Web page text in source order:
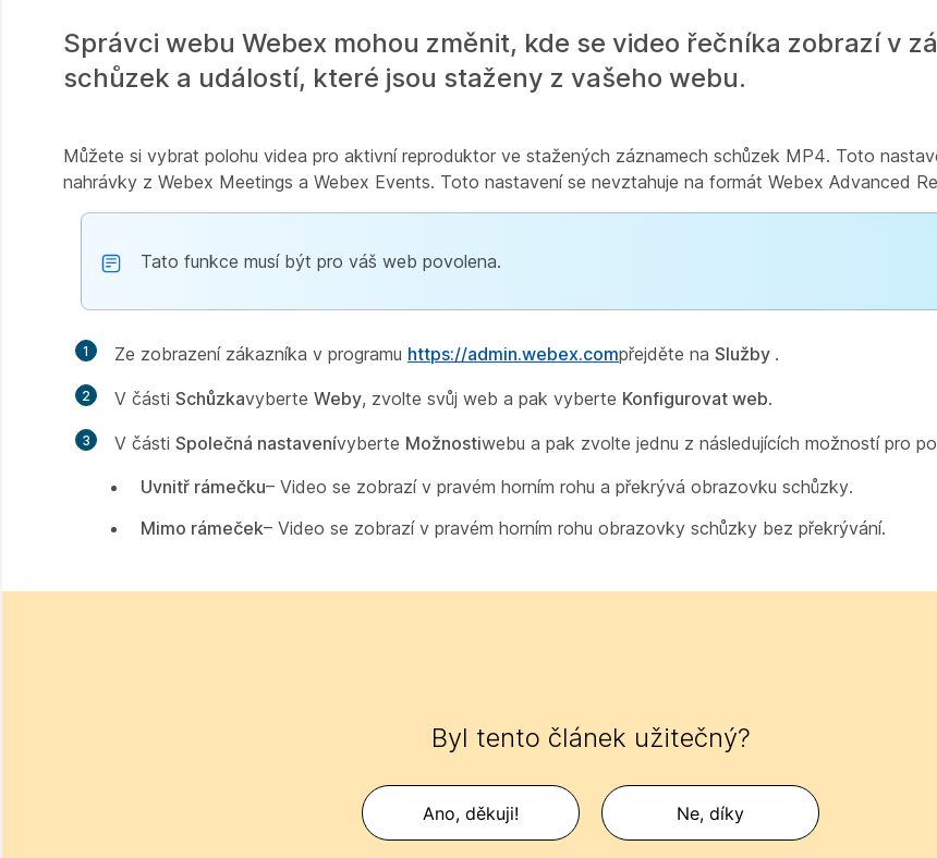
Správci webu Webex mohou změnit, kde se video řečníka zobrazí v
schůzek a událostí, které jsou staženy z vašeho webu.
Můžete si vybrat polohu videa pro aktivní reproduktor ve stažených záznamech schůzek MP4. Toto
nahrávky z Webex Meetings a Webex Events. Toto nastavení se nevztahuje na formát Webex Advanced
Tato funkce musí být pro váš web povolena.
1 Ze zobrazení zákazníka v programu https://admin.webex.compřejděte na Služby .
2 V části Schůzkavyberte Weby, zvolte svůj web a pak vyberte Konfigurovat web.
3 V části Společná nastavenívyberte Možnostiwebu a pak zvolte jednu z následujících možností pro
Uvnitř rámečku– Video se zobrazí v pravém horním rohu a překrývá obrazovku schůzky.
Mimo rámeček– Video se zobrazí v pravém horním rohu obrazovky schůzky bez překrývání.
Byl tento článek užitečný?
Ano, děkuji! Ne, díky